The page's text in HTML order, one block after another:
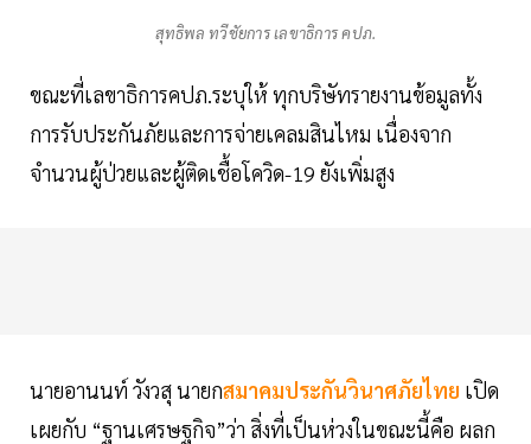
สุทธิพล ทวีชัยการ เลขาธิการ คปภ.
ขณะที่เลขาธิการคปภ.ระบุให้ ทุกบริษัทรายงานข้อมูลทั้ง
การรับประกันภัยและการจ่ายเคลมสินไหม เนื่องจาก
จำนวนผู้ป่วยและผู้ติดเชื้อโควิด-19 ยังเพิ่มสูง
นายอานนท์ วังวสุ นายกสมาคมประกันวินาศภัยไทย เปิด
เผยกับ “ฐานเศรษฐกิจ”ว่า สิ่งที่เป็นห่วงในขณะนี้คือ ผลก